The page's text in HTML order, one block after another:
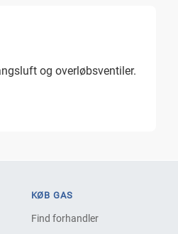
og overløbsventiler.
KØB GAS
Find forhandler